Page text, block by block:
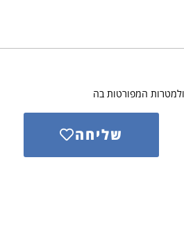
המפורטות בה
שליחה